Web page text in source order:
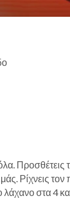
Προσθέτεις
Ρίχνεις
λάχανο στα 4